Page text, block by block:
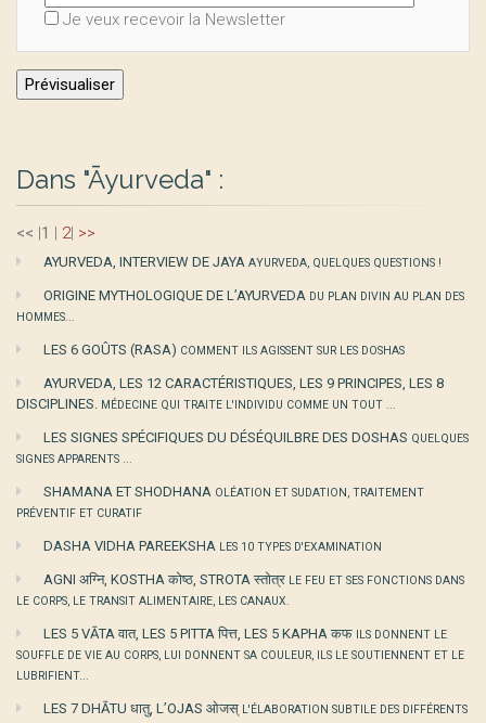
Je veux recevoir la Newsletter
Dans "Āyurveda" :
<< |1 | 2| >>
AYURVEDA, INTERVIEW DE JAYA AYURVEDA, QUELQUES QUESTIONS !
ORIGINE MYTHOLOGIQUE DE L’AYURVEDA DU PLAN DIVIN AU PLAN DES
HOMMES...
LES 6 GOÛTS (RASA) COMMENT ILS AGISSENT SUR LES DOSHAS
AYURVEDA, LES 12 CARACTÉRISTIQUES, LES 9 PRINCIPES, LES 8
DISCIPLINES.
MÉDECINE QUI TRAITE L'INDIVIDU COMME UN TOUT ...
LES SIGNES SPÉCIFIQUES DU DÉSÉQUILBRE DES DOSHAS QUELQUES
SIGNES APPARENTS ...
SHAMANA ET SHODHANA OLÉATION ET SUDATION, TRAITEMENT
PRÉVENTIF ET CURATIF
DASHA VIDHA PAREEKSHA LES 10 TYPES D'EXAMINATION
AGNI अग्नि, KOSTHA कोष्ठ, STROTA स्तोत्र LE FEU ET SES FONCTIONS DANS
LE CORPS, LE TRANSIT ALIMENTAIRE, LES CANAUX.
LES 5 VĀTA वात, LES 5 PITTA पित्त, LES 5 KAPHA कफ ILS DONNENT LE
SOUFFLE DE VIE AU CORPS, LUI DONNENT SA COULEUR, ILS LE SOUTIENNENT ET LE
LUBRIFIENT...
LES 7 DHĀTU धातु, L’OJAS ओजस् L'ÉLABORATION SUBTILE DES DIFFÉRENTS